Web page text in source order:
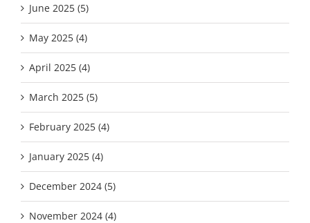
June 2025 (5)
May 2025 (4)
April 2025 (4)
March 2025 (5)
February 2025 (4)
January 2025 (4)
December 2024 (5)
November 2024 (4)